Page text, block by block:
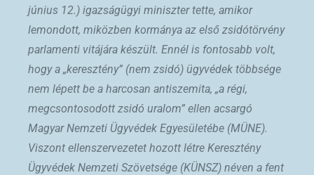
június 12.) igazságügyi miniszter tette, amikor
lemondott, miközben kormánya az első zsidótörvény
parlamenti vitájára készült. Ennél is fontosabb volt,
hogy a „keresztény” (nem zsidó) ügyvédek többsége
nem lépett be a harcosan antiszemita, „a régi,
megcsontosodott zsidó uralom” ellen acsargó
Magyar Nemzeti Ügyvédek Egyesületébe (MÜNE).
Viszont ellenszervezetet hozott létre Keresztény
Ügyvédek Nemzeti Szövetsége (KÜNSZ) néven a fent